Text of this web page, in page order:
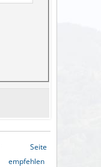
Seite
empfehlen